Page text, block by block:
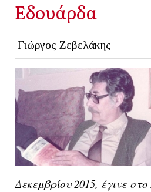
Εδουάρδα
Γιώργος Ζεβελάκης
Δεκεμβρίου 2015, έγινε